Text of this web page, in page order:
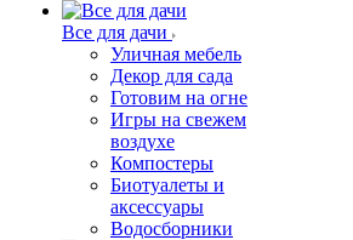
Все для дачи
Уличная мебель
Декор для сада
Готовим на огне
Игры на свежем
воздухе
Компостеры
Биотуалеты и
аксессуары
Водосборники